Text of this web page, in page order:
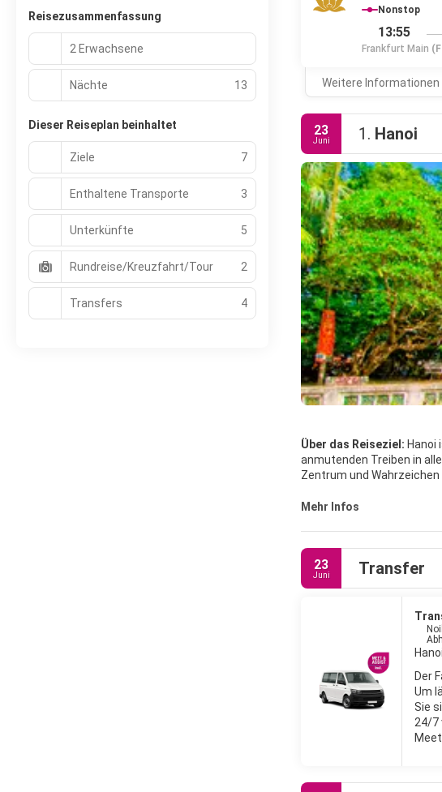
Nonstop
13:55
Frankfurt Main
Weitere Informationen
23
Juni 1. Hanoi
Über das Reiseziel: Hanoi
anmutenden Treiben in
Zentrum und
Gassen ist nach dem
Halong-Bucht oder den
Mehr Infos
23
Juni Transfer
Der
Um
Sie
24/7
Reisezusammenfassung
2 Erwachsene
Nächte 13
Dieser Reiseplan beinhaltet
Ziele 7
Enthaltene Transporte 3
Unterkünfte 5
Rundreise/Kreuzfahrt/Tour 2
Transfers 4